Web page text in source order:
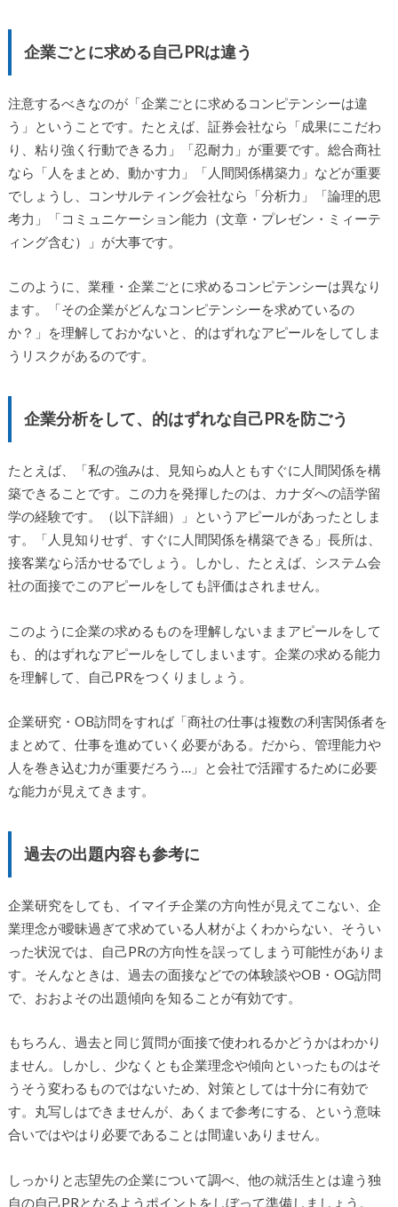
企業ごとに求める自己PRは違う
注意するべきなのが「企業ごとに求めるコンピテンシーは違
う」ということです。たとえば、証券会社なら「成果にこだわ
り、粘り強く行動できる力」「忍耐力」が重要です。総合商社
なら「人をまとめ、動かす力」「人間関係構築力」などが重要
でしょうし、コンサルティング会社なら「分析力」「論理的思
考力」「コミュニケーション能力（文章・プレゼン・ミィーテ
ィング含む）」が大事です。
このように、業種・企業ごとに求めるコンピテンシーは異なり
ます。「その企業がどんなコンピテンシーを求めているの
か？」を理解しておかないと、的はずれなアピールをしてしま
うリスクがあるのです。
企業分析をして、的はずれな自己PRを防ごう
たとえば、「私の強みは、見知らぬ人ともすぐに人間関係を構
築できることです。この力を発揮したのは、カナダへの語学留
学の経験です。（以下詳細）」というアピールがあったとしま
す。「人見知りせず、すぐに人間関係を構築できる」長所は、
接客業なら活かせるでしょう。しかし、たとえば、システム会
社の面接でこのアピールをしても評価はされません。
このように企業の求めるものを理解しないままアピールをして
も、的はずれなアピールをしてしまいます。企業の求める能力
を理解して、自己PRをつくりましょう。
企業研究・OB訪問をすれば「商社の仕事は複数の利害関係者を
まとめて、仕事を進めていく必要がある。だから、管理能力や
人を巻き込む力が重要だろう…」と会社で活躍するために必要
な能力が見えてきます。
過去の出題内容も参考に
企業研究をしても、イマイチ企業の方向性が見えてこない、企
業理念が曖昧過ぎて求めている人材がよくわからない、そうい
った状況では、自己PRの方向性を誤ってしまう可能性がありま
す。そんなときは、過去の面接などでの体験談やOB・OG訪問
で、おおよその出題傾向を知ることが有効です。
もちろん、過去と同じ質問が面接で使われるかどうかはわかり
ません。しかし、少なくとも企業理念や傾向といったものはそ
うそう変わるものではないため、対策としては十分に有効で
す。丸写しはできませんが、あくまで参考にする、という意味
合いではやはり必要であることは間違いありません。
しっかりと志望先の企業について調べ、他の就活生とは違う独
自の自己PRとなるようポイントをしぼって準備しましょう。